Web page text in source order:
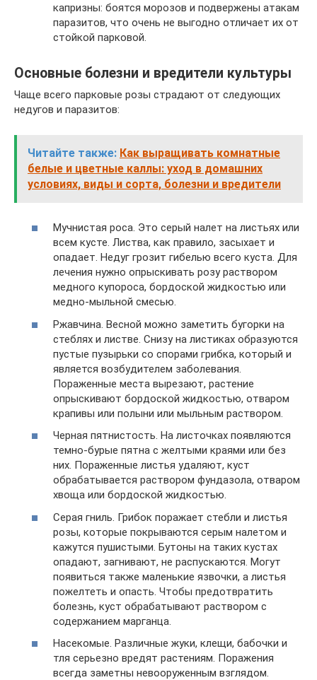
капризны: боятся морозов и подвержены атакам
паразитов, что очень не выгодно отличает их от
стойкой парковой.
Основные болезни и вредители культуры
Чаще всего парковые розы страдают от следующих
недугов и паразитов:
Читайте также: Как выращивать комнатные
белые и цветные каллы: уход в домашних
условиях, виды и сорта, болезни и вредители
Мучнистая роса. Это серый налет на листьях или
всем кусте. Листва, как правило, засыхает и
опадает. Недуг грозит гибелью всего куста. Для
лечения нужно опрыскивать розу раствором
медного купороса, бордоской жидкостью или
медно-мыльной смесью.
Ржавчина. Весной можно заметить бугорки на
стеблях и листве. Снизу на листиках образуются
пустые пузырьки со спорами грибка, который и
является возбудителем заболевания.
Пораженные места вырезают, растение
опрыскивают бордоской жидкостью, отваром
крапивы или полыни или мыльным раствором.
Черная пятнистость. На листочках появляются
темно-бурые пятна с желтыми краями или без
них. Пораженные листья удаляют, куст
обрабатывается раствором фундазола, отваром
хвоща или бордоской жидкостью.
Серая гниль. Грибок поражает стебли и листья
розы, которые покрываются серым налетом и
кажутся пушистыми. Бутоны на таких кустах
опадают, загнивают, не распускаются. Могут
появиться также маленькие язвочки, а листья
пожелтеть и опасть. Чтобы предотвратить
болезнь, куст обрабатывают раствором с
содержанием марганца.
Насекомые. Различные жуки, клещи, бабочки и
тля серьезно вредят растениям. Поражения
всегда заметны невооруженным взглядом.